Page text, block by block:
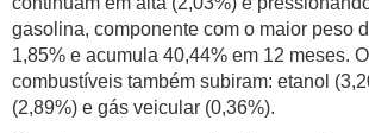
gasolina, componente com o maior peso
1,85% e acumula 40,44% em 12 meses.
combustíveis também subiram: etanol
(2,89%) e gás veicular (0,36%).